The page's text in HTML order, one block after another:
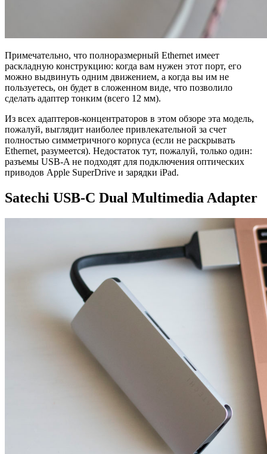
Примечательно, что полноразмерный Ethernet имеет
раскладную конструкцию: когда вам нужен этот порт, его
можно выдвинуть одним движением, а когда вы им не
пользуетесь, он будет в сложенном виде, что позволило
сделать адаптер тонким (всего 12 мм).
Из всех адаптеров-концентраторов в этом обзоре эта модель,
пожалуй, выглядит наиболее привлекательной за счет
полностью симметричного корпуса (если не раскрывать
Ethernet, разумеется). Недостаток тут, пожалуй, только один:
разъемы USB-A не подходят для подключения оптических
приводов Apple SuperDrive и зарядки iPad.
Satechi USB-C Dual Multimedia Adapter